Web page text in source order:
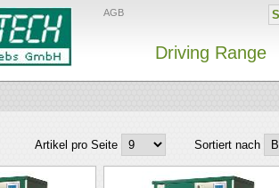
AGB
Driving Range
Artikel pro Seite Sortiert nach